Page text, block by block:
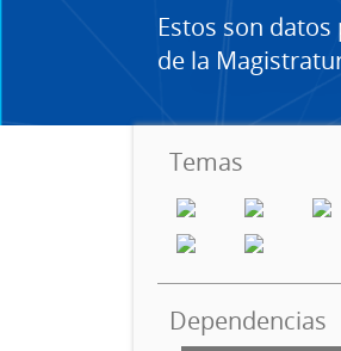
Estos son
de la
Temas
Dependencias